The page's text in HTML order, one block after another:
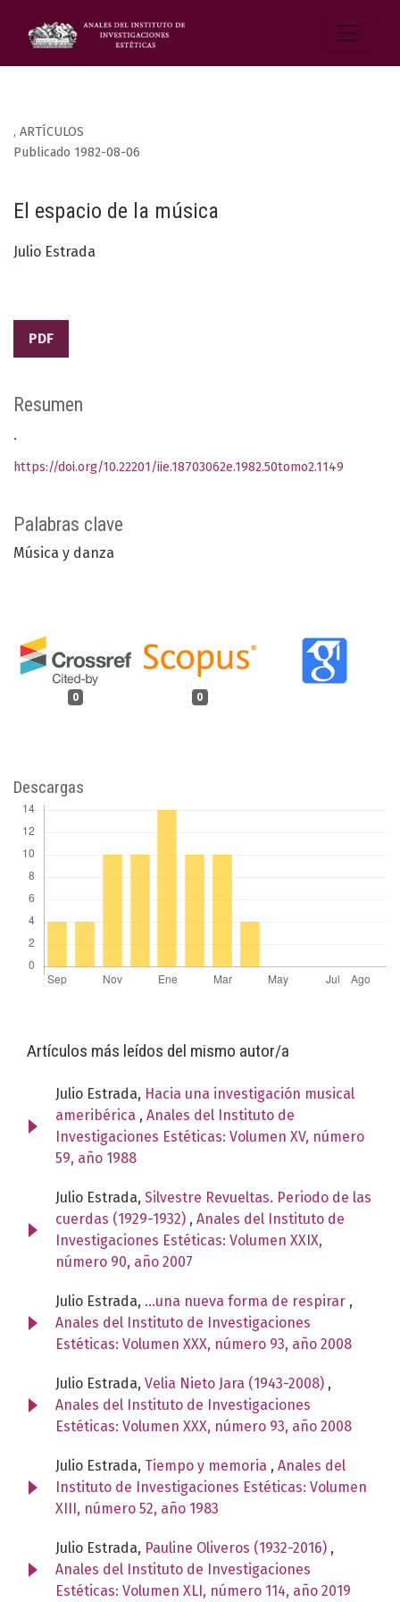
, ARTÍCULOS
El espacio de la música
Publicado 1982-08-06
Julio Estrada
PDF
Palabras clave
Música y danza
0 0
Resumen
.
https://doi.org/10.22201/iie.18703062e.1982.50tomo2.1149
Descargas
Artículos más leídos del mismo autor/a
Julio Estrada, Hacia una investigación musical
ameribérica , Anales del Instituto de
Investigaciones Estéticas: Volumen XV, número
59, año 1988
Julio Estrada, Silvestre Revueltas. Periodo de las
cuerdas (1929-1932) , Anales del Instituto de
Investigaciones Estéticas: Volumen XXIX,
número 90, año 2007
Julio Estrada, ...una nueva forma de respirar ,
Anales del Instituto de Investigaciones
Estéticas: Volumen XXX, número 93, año 2008
Julio Estrada, Velia Nieto Jara (1943-2008) ,
Anales del Instituto de Investigaciones
Estéticas: Volumen XXX, número 93, año 2008
Julio Estrada, Tiempo y memoria , Anales del
Instituto de Investigaciones Estéticas: Volumen
XIII, número 52, año 1983
Julio Estrada, Pauline Oliveros (1932-2016) ,
Anales del Instituto de Investigaciones
Estéticas: Volumen XLI, número 114, año 2019